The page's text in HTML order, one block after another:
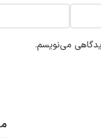
می‌نویسم.